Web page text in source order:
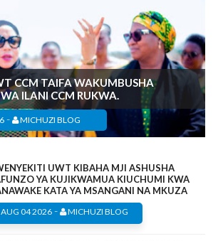
CCM TAIFA WAKUMBUSHA
ILANI CCM RUKWA.
- MICHUZI BLOG
UWT KIBAHA MJI ASHUSHA
YA KUJIKWAMUA KIUCHUMI KWA
KATA YA MSANGANI NA MKUZA
AUG 04 2026 - MICHUZI BLOG